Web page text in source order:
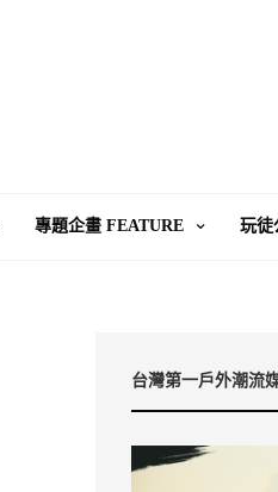
專題企畫 FEATURE 玩徒
台灣第一戶外潮流